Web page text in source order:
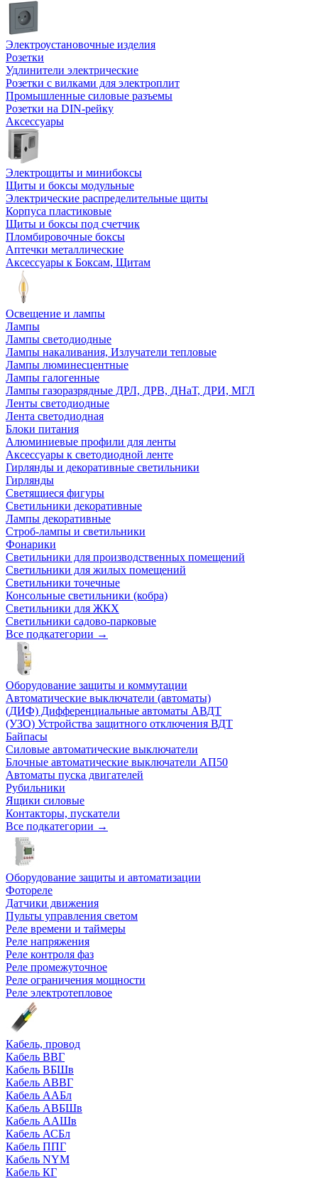
Электроустановочные изделия
Розетки
Удлинители электрические
Розетки с вилками для электроплит
Промышленные силовые разъемы
Розетки на DIN-рейку
Аксессуары
Электрощиты и минибоксы
Щиты и боксы модульные
Электрические распределительные щиты
Корпуса пластиковые
Щиты и боксы под счетчик
Пломбировочные боксы
Аптечки металлические
Аксессуары к Боксам, Щитам
Освещение и лампы
Лампы
Лампы светодиодные
Лампы накаливания, Излучатели тепловые
Лампы люминесцентные
Лампы галогенные
Лампы газоразрядные ДРЛ, ДРВ, ДНаТ, ДРИ, МГЛ
Ленты светодиодные
Лента светодиодная
Блоки питания
Алюминиевые профили для ленты
Аксессуары к светодиодной ленте
Гирлянды и декоративные светильники
Гирлянды
Светящиеся фигуры
Светильники декоративные
Лампы декоративные
Строб-лампы и светильники
Фонарики
Светильники для производственных помещений
Светильники для жилых помещений
Светильники точечные
Консольные светильники (кобра)
Светильники для ЖКХ
Светильники садово-парковые
Все подкатегории →
Оборудование защиты и коммутации
Автоматические выключатели (автоматы)
(ДИФ) Дифференциальные автоматы АВДТ
(УЗО) Устройства защитного отключения ВДТ
Байпасы
Силовые автоматические выключатели
Блочные автоматические выключатели АП50
Автоматы пуска двигателей
Рубильники
Ящики силовые
Контакторы, пускатели
Все подкатегории →
Оборудование защиты и автоматизации
Фотореле
Датчики движения
Пульты управления светом
Реле времени и таймеры
Реле напряжения
Реле контроля фаз
Реле промежуточное
Реле ограничения мощности
Реле электротепловое
Кабель, провод
Кабель ВВГ
Кабель ВБШв
Кабель АВВГ
Кабель ААБл
Кабель АВБШв
Кабель ААШв
Кабель АСБл
Кабель ППГ
Кабель NYM
Кабель КГ